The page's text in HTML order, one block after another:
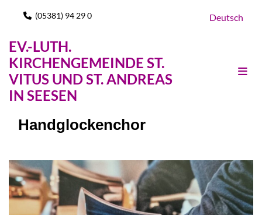
 (05381) 94 29 0 Deutsch
EV.-LUTH.
KIRCHENGEMEINDE ST.
VITUS UND ST. ANDREAS
IN SEESEN
Handglockenchor